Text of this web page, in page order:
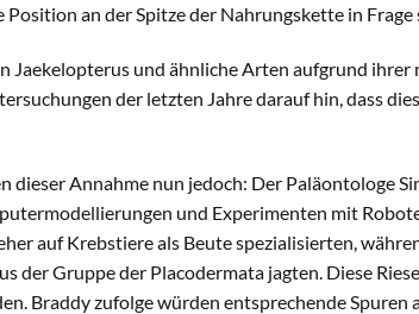
Position an der Spitze der Nahrungskette in Frage
Jaekelopterus und ähnliche Arten aufgrund ihrer
der letzten Jahre darauf hin, dass
dieser Annahme nun jedoch: Der Paläontologe
und Experimenten mit
auf Krebstiere als Beute spezialisierten,
der Gruppe der Placodermata jagten. Diese
Braddy zufolge würden entsprechende Spuren